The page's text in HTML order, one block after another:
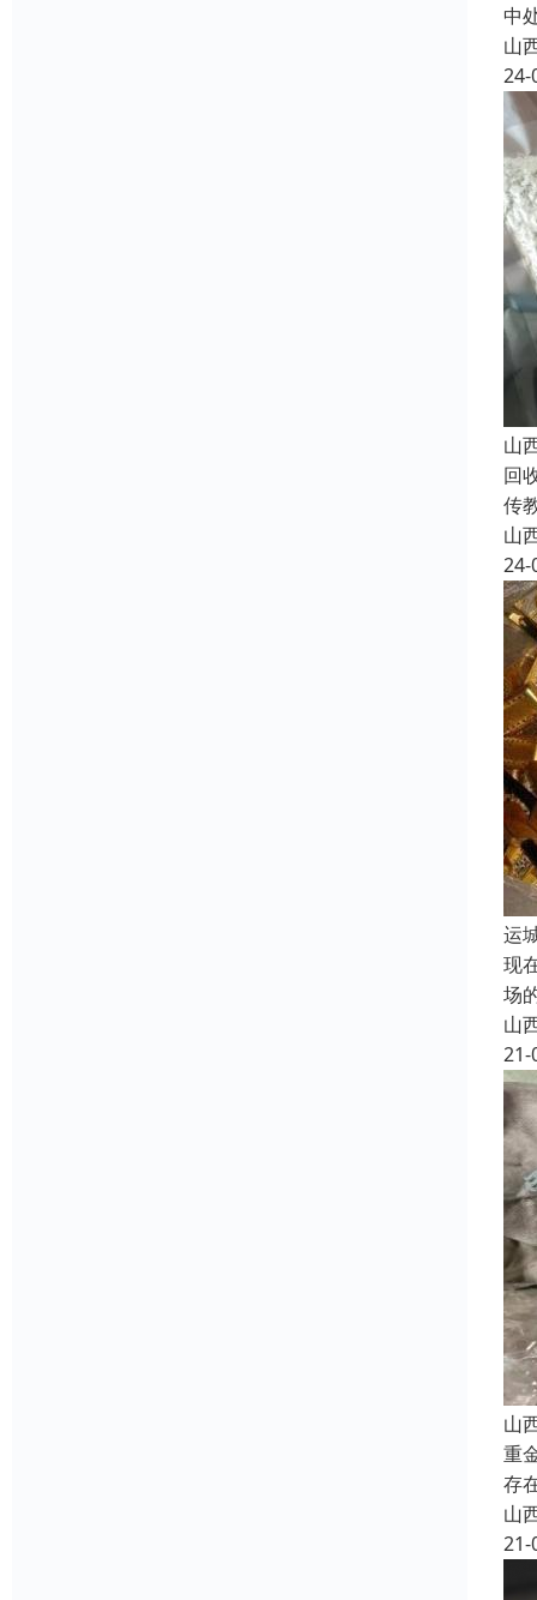
中
山
24-
山
回
传
山
24-
运
现
场
山
21-
山
重
存
山
21-